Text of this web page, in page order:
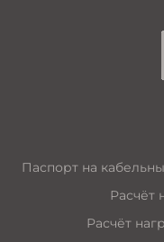
Паспорт на
Расчёт
Расчёт